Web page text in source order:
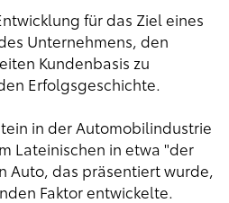
für das Ziel eines
Unternehmens, den
Kundenbasis zu
Erfolgsgeschichte.
in der Automobilindustrie
Lateinischen in etwa "der
das präsentiert wurde,
Faktor entwickelte.